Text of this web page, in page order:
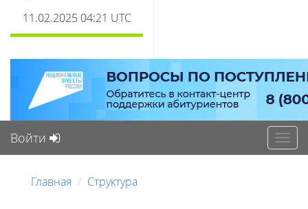
11.02.2025 04:21 UTC
Войти
Главная Структура